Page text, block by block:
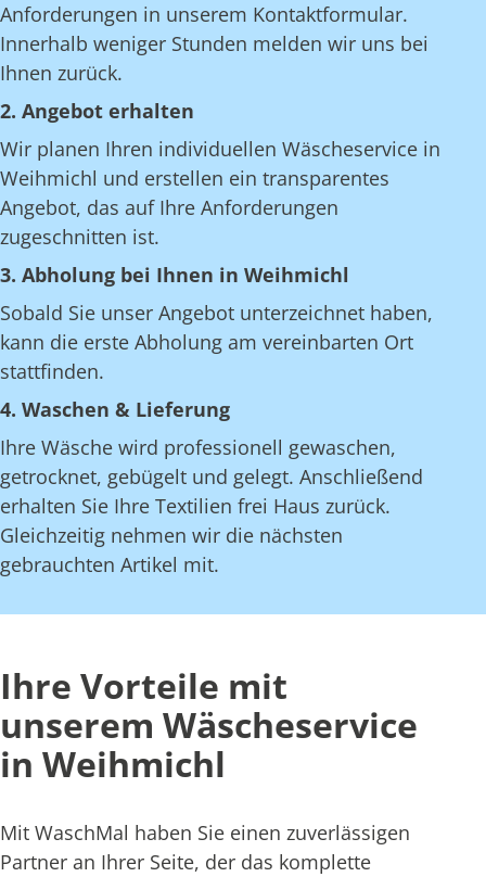
Anforderungen in unserem Kontaktformular.
Innerhalb weniger Stunden melden wir uns bei
Ihnen zurück.
2. Angebot erhalten
Wir planen Ihren individuellen Wäscheservice in
Weihmichl und erstellen ein transparentes
Angebot, das auf Ihre Anforderungen
zugeschnitten ist.
3. Abholung bei Ihnen in Weihmichl
Sobald Sie unser Angebot unterzeichnet haben,
kann die erste Abholung am vereinbarten Ort
stattfinden.
4. Waschen & Lieferung
Ihre Wäsche wird professionell gewaschen,
getrocknet, gebügelt und gelegt. Anschließend
erhalten Sie Ihre Textilien frei Haus zurück.
Gleichzeitig nehmen wir die nächsten
gebrauchten Artikel mit.
Ihre Vorteile mit
unserem Wäscheservice
in Weihmichl
Mit WaschMal haben Sie einen zuverlässigen
Partner an Ihrer Seite, der das komplette